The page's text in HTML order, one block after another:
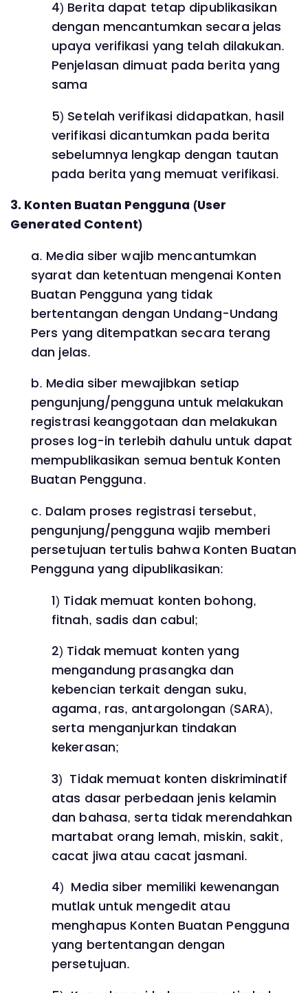
4) Berita dapat tetap dipublikasikan
dengan mencantumkan secara jelas
upaya verifikasi yang telah dilakukan.
Penjelasan dimuat pada berita yang
sama
5) Setelah verifikasi didapatkan, hasil
verifikasi dicantumkan pada berita
sebelumnya lengkap dengan tautan
pada berita yang memuat verifikasi.
3. Konten Buatan Pengguna (User
Generated Content)
a. Media siber wajib mencantumkan
syarat dan ketentuan mengenai Konten
Buatan Pengguna yang tidak
bertentangan dengan Undang-Undang
Pers yang ditempatkan secara terang
dan jelas.
b. Media siber mewajibkan setiap
pengunjung/pengguna untuk melakukan
registrasi keanggotaan dan melakukan
proses log-in terlebih dahulu untuk dapat
mempublikasikan semua bentuk Konten
Buatan Pengguna.
c. Dalam proses registrasi tersebut,
pengunjung/pengguna wajib memberi
persetujuan tertulis bahwa Konten Buatan
Pengguna yang dipublikasikan:
1) Tidak memuat konten bohong,
fitnah, sadis dan cabul;
2) Tidak memuat konten yang
mengandung prasangka dan
kebencian terkait dengan suku,
agama, ras, antargolongan (SARA),
serta menganjurkan tindakan
kekerasan;
3) Tidak memuat konten diskriminatif
atas dasar perbedaan jenis kelamin
dan bahasa, serta tidak merendahkan
martabat orang lemah, miskin, sakit,
cacat jiwa atau cacat jasmani.
4) Media siber memiliki kewenangan
mutlak untuk mengedit atau
menghapus Konten Buatan Pengguna
yang bertentangan dengan
persetujuan.